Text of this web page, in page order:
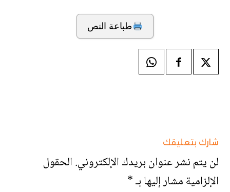
طباعة النص
شارك بتعليقك
لن يتم نشر عنوان بريدك الإلكتروني.الحقول
الإلزامية مشار إليها بـ*